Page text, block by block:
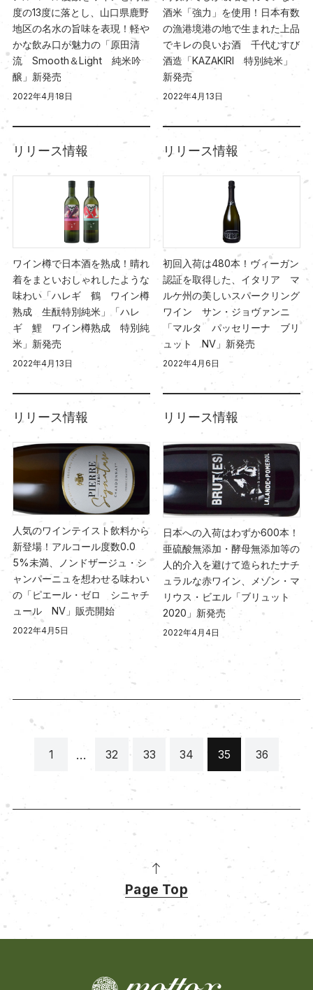
度の13度に落とし、山口県鹿野
地区の名水の旨味を表現！軽や
かな飲み口が魅力の「原田清
流 Smooth＆Light 純米吟
醸」新発売
2022年4月18日
酒米「強力」を使用！日本有数
の漁港境港の地で生まれた上品
でキレの良いお酒 千代むすび
酒造「KAZAKIRI 特別純米」
新発売
2022年4月13日
リリース情報
ワイン樽で日本酒を熟成！晴れ
着をまといおしゃれしたような
味わい「ハレギ 鶴 ワイン樽
熟成 生酛特別純米」「ハレ
ギ 鯉 ワイン樽熟成 特別純
米」新発売
2022年4月13日
リリース情報
初回入荷は480本！ヴィーガン
認証を取得した、イタリア マ
ルケ州の美しいスパークリング
ワイン サン・ジョヴァンニ
「マルタ パッセリーナ ブリ
ュット NV」新発売
2022年4月6日
リリース情報
人気のワインテイスト飲料から
新登場！アルコール度数0.0
5%未満、ノンドザージュ・シ
ャンパーニュを想わせる味わい
の「ピエール・ゼロ シニャチ
ュール NV」販売開始
2022年4月5日
リリース情報
日本への入荷はわずか600本！
亜硫酸無添加・酵母無添加等の
人的介入を避けて造られたナチ
ュラルな赤ワイン、メゾン・マ
リウス・ビエル「ブリュット
2020」新発売
2022年4月4日
1 … 32 33 34 35 36
Page Top